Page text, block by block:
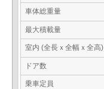
車体総重量
最大積載量
室内 (全長ｘ全幅ｘ全高)
ドア数
乗車定員